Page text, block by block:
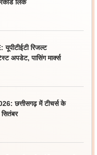
लिंक
रिजल्ट
अपडेट, पासिंग मार्क्स
छत्तीसगढ़ में टीचर्स के